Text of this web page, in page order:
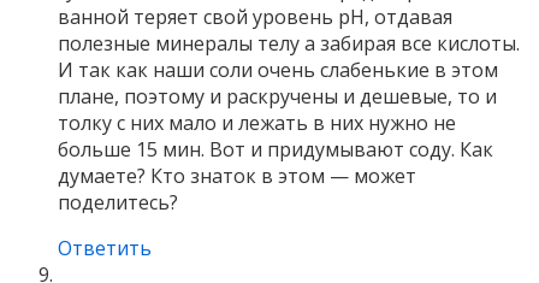
ванной теряет свой уровень pH, отдавая
полезные минералы телу а забирая все кислоты.
И так как наши соли очень слабенькие в этом
плане, поэтому и раскручены и дешевые, то и
толку с них мало и лежать в них нужно не
больше 15 мин. Вот и придумывают соду. Как
думаете? Кто знаток в этом — может
поделитесь?
Ответить